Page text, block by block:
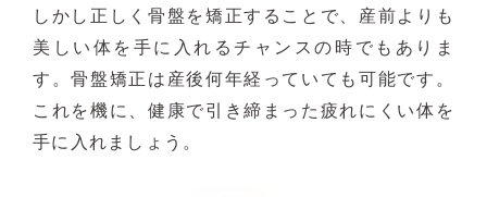
しかし正しく骨盤を矯正することで、産前よりも
美しい体を手に入れるチャンスの時でもありま
す。骨盤矯正は産後何年経っていても可能です。
これを機に、健康で引き締まった疲れにくい体を
手に入れましょう。